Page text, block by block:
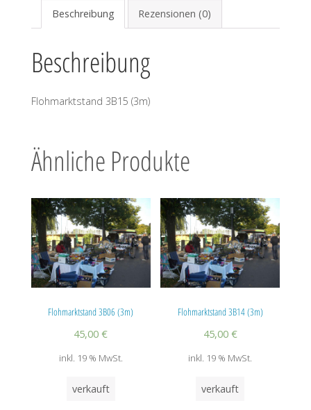
Beschreibung Rezensionen (0)
Beschreibung
Flohmarktstand 3B15 (3m)
Ähnliche Produkte
Flohmarktstand 3B06 (3m)
45,00€
inkl. 19 % MwSt.
verkauft
Flohmarktstand 3B14 (3m)
45,00 €
inkl. 19 % MwSt.
verkauft